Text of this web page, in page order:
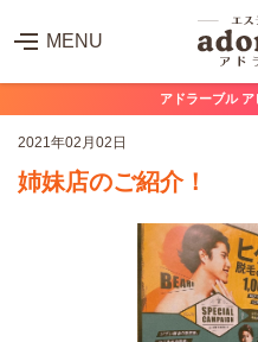
アドラーブル
MENU
2021年02月02日
姉妹店のご紹介！